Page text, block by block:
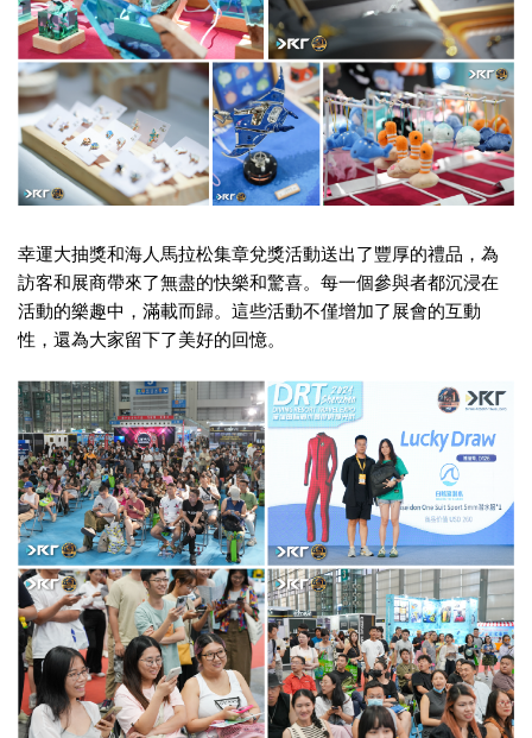
幸運大抽獎和海人馬拉松集章兌獎活動送出了豐厚的禮品，為
訪客和展商帶來了無盡的快樂和驚喜。每一個參與者都沉浸在
活動的樂趣中，滿載而歸。這些活動不僅增加了展會的互動
性，還為大家留下了美好的回憶。